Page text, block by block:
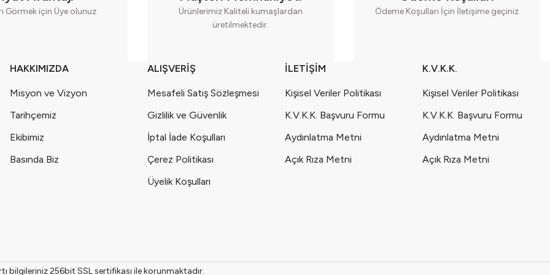
Kız Bebek İçin Seri - 1004-Yeşil
Alan Kumaş (9-12-18-24 Ay ) Seri - 1053-Bej
Görmek için Üye olunuz
Ürünlerimiz Kaliteli kumaşlardan
üretilmektedir.
Ödeme Koşulları İçin İletişime geçiniz
HAKKIMIZDA
Misyon ve Vizyon
Tarihçemiz
Ekibimiz
Basında Biz
ALIŞVERİŞ
Mesafeli Satış Sözleşmesi
Gizlilik ve Güvenlik
İptal İade Koşulları
Çerez Politikası
Üyelik Koşulları
İLETİŞİM
Kişisel Veriler Politikası
K.V.K.K. Başvuru Formu
Aydınlatma Metni
Açık Rıza Metni
K.V.K.K.
Kişisel Veriler Politikası
K.V.K.K. Başvuru Formu
Aydınlatma Metni
Açık Rıza Metni
bilgileriniz 256bit SSL sertifikası ile korunmaktadır.